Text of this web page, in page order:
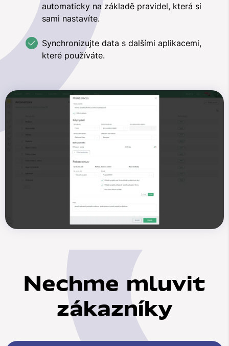
automaticky na základě pravidel, která si
sami nastavíte.
Synchronizujte data s dalšími aplikacemi,
které používáte.
Nechme mluvit
zákazníky